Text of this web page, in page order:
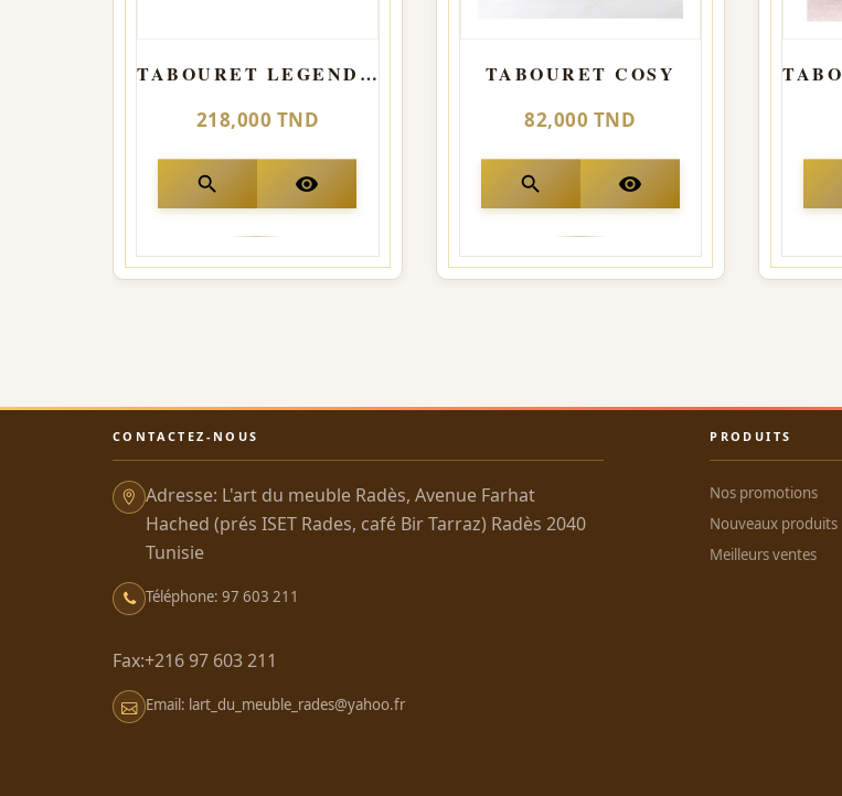
TABOURET LEGENDS AVEC DOSSIER
218,000 TND
search visibility
TABOURET COSY
82,000 TND
search visibility
CONTACTEZ-NOUS
Adresse: L'art du meuble Radès, Avenue Farhat
Hached (prés ISET Rades, café Bir Tarraz) Radès 2040
Tunisie
Téléphone: 97 603 211
Fax:+216 97 603 211
Email: lart_du_meuble_rades@yahoo.fr
PRODUITS
Nos promotions
Nouveaux produits
Meilleurs ventes